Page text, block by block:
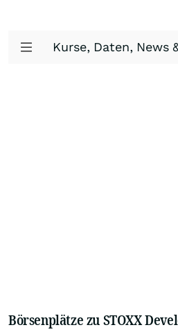
Kurse, Daten, News
Börsenplätze zu STOXX